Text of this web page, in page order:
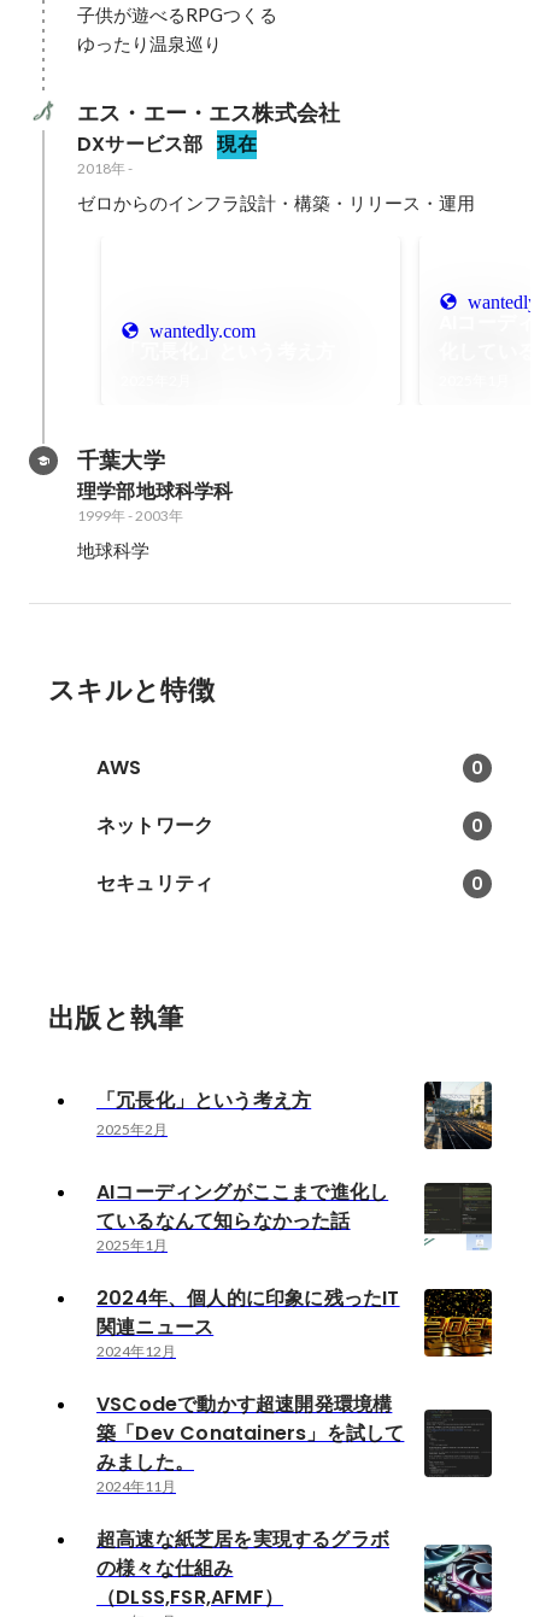
子供が遊べるRPGつくる
ゆったり温泉巡り
エス・エー・エス株式会社
DXサービス部 現在
2018年-
ゼロからのインフラ設計・構築・リリース・運用
wantedly.com
千葉大学
理学部地球科学科
1999年- 2003年
地球科学
スキルと特徴
AWS 0
ネットワーク 0
セキュリティ 0
出版と執筆
「冗長化」という考え方
2025年2月
AIコーディングがここまで進化し
ているなんて知らなかった話
2025年1月
2024年、個人的に印象に残ったIT
関連ニュース
2024年12月
VSCodeで動かす超速開発環境構
築「Dev Conatainers」を試して
みました。
2024年11月
超高速な紙芝居を実現するグラボ
の様々な仕組み
（DLSS,FSR,AFMF）